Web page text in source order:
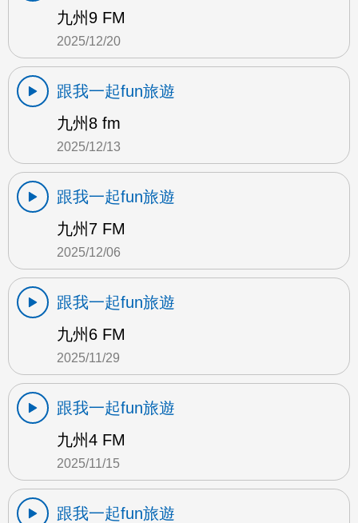
九州9 FM
2025/12/20
跟我一起fun旅遊
九州8 fm
2025/12/13
跟我一起fun旅遊
九州7 FM
2025/12/06
跟我一起fun旅遊
九州6 FM
2025/11/29
跟我一起fun旅遊
九州4 FM
2025/11/15
跟我一起fun旅遊